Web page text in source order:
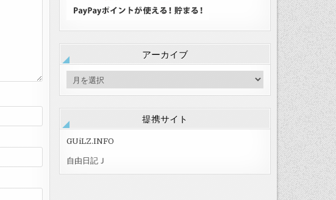
アーカイブ
ー
ブ
提携サイト
GUiLZ.INFO
自由日記Ｊ